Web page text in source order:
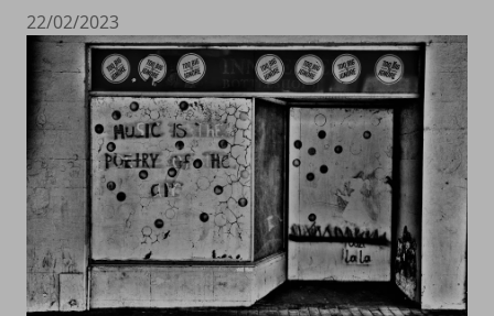
22/02/2023